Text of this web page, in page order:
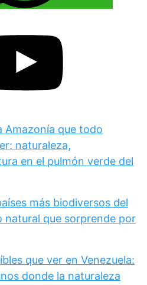
Amazonía que todo
naturaleza,
en el pulmón verde del
más biodiversos del
natural que sorprende por
que ver en Venezuela:
donde la naturaleza